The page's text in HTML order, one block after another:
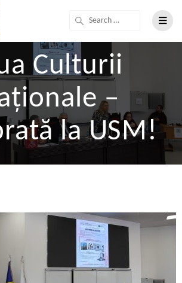
Culturii
–
la USM!